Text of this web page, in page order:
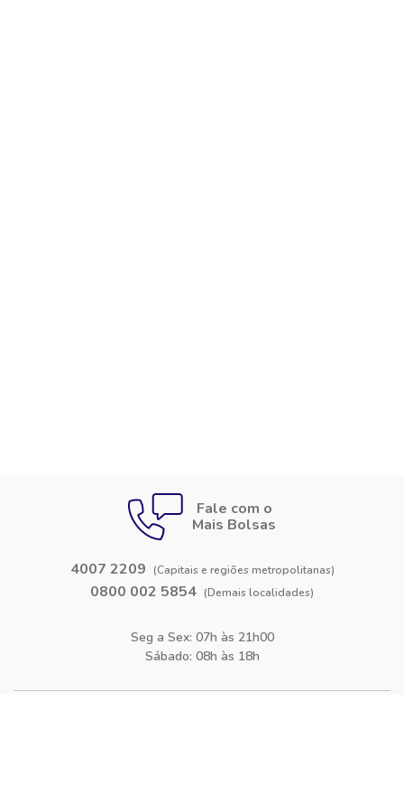
Fale com o
Mais Bolsas
4007 2209 (Capitais e regiões metropolitanas)
0800 002 5854 (Demais localidades)
Seg a Sex: 07h às 21h00
Sábado: 08h às 18h